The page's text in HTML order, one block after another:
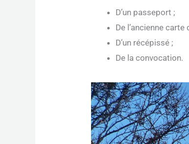
D’un passeport ;
De l’ancienne
D’un récépissé ;
De la convocation.